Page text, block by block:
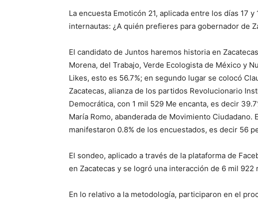
La encuesta Emoticón 21, aplicada entre los días 17
internautas: ¿A quién prefieres para gobernador de
El candidato de Juntos haremos historia en
Morena, del Trabajo, Verde Ecologista de México y
Likes, esto es 56.7%; en segundo lugar se colocó
Zacatecas, alianza de los partidos Revolucionario
Democrática, con 1 mil 529 Me encanta, es decir
María Romo, abanderada de Movimiento Ciudadano.
manifestaron 0.8% de los encuestados, es decir 56
El sondeo, aplicado a través de la plataforma de
en Zacatecas y se logró una interacción de 6 mil 922
En lo relativo a la metodología, participaron en el